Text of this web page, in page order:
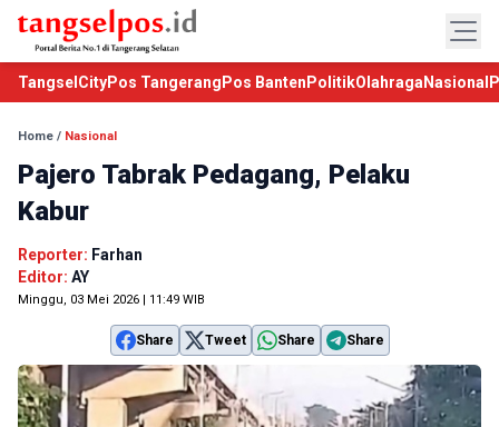
TangselCityPos Tangerang Pos Banten PolitikOlahraga Nasional
Home / Nasional
Pajero Tabrak Pedagang, Pelaku
Kabur
Reporter: Farhan
Editor: AY
Minggu, 03 Mei 2026 | 11:49 WIB
Share Tweet Share Share